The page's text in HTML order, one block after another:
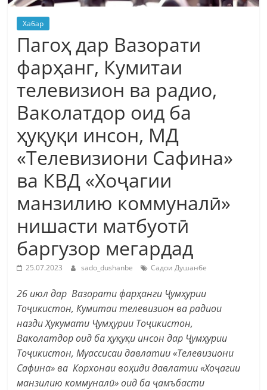
Хабар
Пагоҳ дар Вазорати
фарҳанг, Кумитаи
телевизион ва радио,
Ваколатдор оид ба
ҳуқуқи инсон, МД
«Телевизиони Сафина»
ва КВД «Хоҷагии
манзилию коммуналӣ»
нишасти матбуотӣ
баргузор мегардад
25.07.2023 sado_dushanbe Садои Душанбе
26 июл дар Вазорати фарҳанги Ҷумҳурии
Тоҷикистон, Кумитаи телевизион ва радиои
назди Ҳукумати Ҷумҳурии Тоҷикистон,
Ваколатдор оид ба ҳуқуқи инсон дар Ҷумҳурии
Тоҷикистон, Муассисаи давлатии «Телевизиони
Сафина» ва Корхонаи воҳиди давлатии «Хоҷагии
манзилию коммуналӣ» оид ба ҷамъбасти